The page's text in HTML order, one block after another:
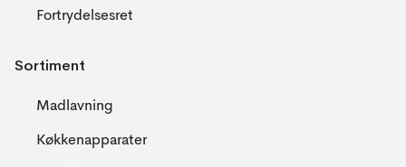
Fortrydelsesret
Sortiment
Madlavning
Køkkenapparater